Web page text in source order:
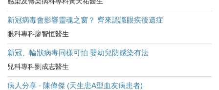
新冠病毒會影響靈魂之窗？ 齊來認識眼疾後遺症
眼科專科廖智恒醫生
新冠、輪狀病毒同樣可怕 嬰幼兒防感染有法
兒科專科劉成志醫生
病人分享 - 陳偉傑 (天生患A型血友病患者)